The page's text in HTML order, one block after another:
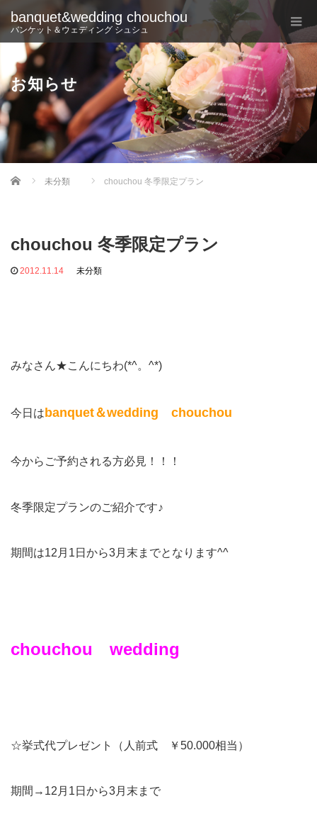
banquet&wedding chouchou
バンケット＆ウェディング シュシュ
お知らせ
Home 未分類 chouchou 冬季限定プラン
chouchou 冬季限定プラン
2012.11.14 未分類
みなさん★こんにちわ(*^。^*)
今日は banquet＆wedding chouchou
今からご予約される方必見！！！
冬季限定プランのご紹介です♪
期間は12月1日から3月末までとなります^^
chouchou wedding
☆挙式代プレゼント（人前式 ￥50.000相当）
期間→12月1日から3月末まで